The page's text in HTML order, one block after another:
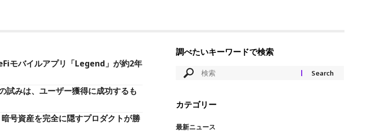
モバイルアプリ「Legend」が約2年
みは、ユーザー獲得に成功するも
号資産を完全に隠すプロダクトが勝
調べたいキーワードで検索
カテゴリー
最新ニュース